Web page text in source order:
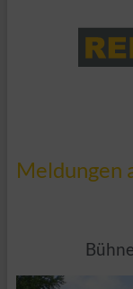
Meldungen